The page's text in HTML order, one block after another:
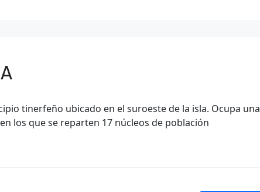
tinerfeño ubicado en el suroeste de la isla. Ocupa una
los que se reparten 17 núcleos de población